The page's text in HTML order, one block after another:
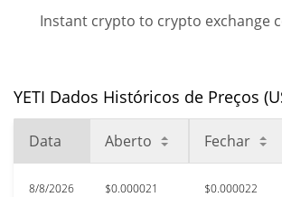
Semana Alta
tempos
Jun 30, 2025 (1 anos atrás)
Baixa de todos os tempos
Oct 17, 2025 (9 meses atrás)
Instant crypto to crypto exchange
YETI Dados Históricos de Preços
Data Aberto Fechar
8/8/2026 $0.000021 $0.000022